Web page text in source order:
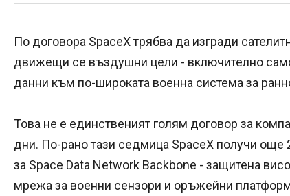
По договора SpaceX трябва да изгради
движещи се въздушни цели - включително
данни към по-широката военна система за
Това не е единственият голям договор за
дни. По-рано тази седмица SpaceX получи
за Space Data Network Backbone - защитена
мрежа за военни сензори и оръжейни